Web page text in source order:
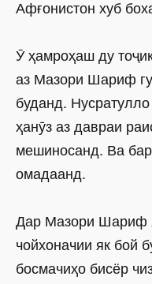
Афғонистон хуб
Ӯ ҳамроҳаш ду
аз Мазори Шариф
буданд.
ҳанӯз аз давраи
мешиносанд. Ва
омадаанд.
Дар Мазори Шариф
чойхоначии як бой
босмачиҳо бисёр